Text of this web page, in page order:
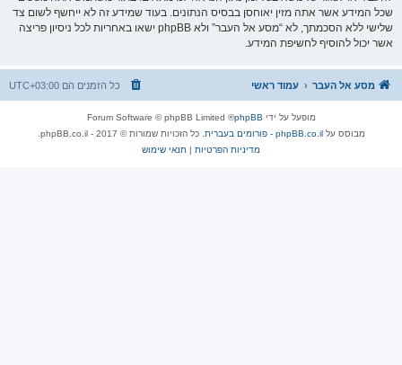
שכל המידע אשר אתה מזין יאוחסן בבסיס הנתונים. בעוד שמידע זה לא ייחשף לשום צד
שלישי ללא הסכמתך, לא “מסע אל העבר” ולא phpBB ישאו באחריות לכל ניסיון פריצה
אשר יכול להוסיף לחשיפת המידע.
מסע אל העבר עמוד ראשי כל הזמנים הם UTC+03:00
מופעל על ידי phpBB
® Forum Software © phpBB Limited
מבוסס עלphpBB.co.il - פורומים בעברית
. כל הזכויות שמורות © 2017 - phpBB.co.il.
מדיניות הפרטיות | תנאי שימוש